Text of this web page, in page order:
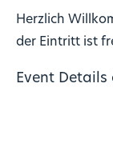
Herzlich
der Eintritt ist
Event Details